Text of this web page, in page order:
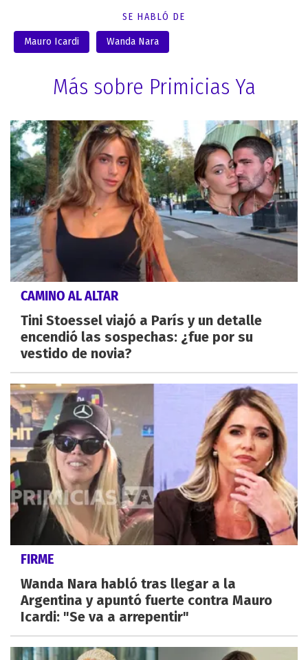
SE HABLÓ DE
Mauro Icardi Wanda Nara
Más sobre Primicias Ya
CAMINO AL ALTAR
Tini Stoessel viajó a París y un detalle
encendió las sospechas: ¿fue por su
vestido de novia?
FIRME
Wanda Nara habló tras llegar a la
Argentina y apuntó fuerte contra Mauro
Icardi: "Se va a arrepentir"